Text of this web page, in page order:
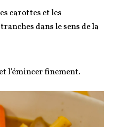
carottes et les
dans le sens de la
l’émincer finement.